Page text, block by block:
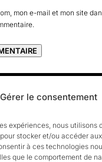
Gérer le consentement
expériences, nous utilisons
stocker et/ou accéder
à ces technologies
que le comportement de
mon e-mail et mon site
:Rapporteuses, c’est
leurs baskets qui aiment
rapporte !